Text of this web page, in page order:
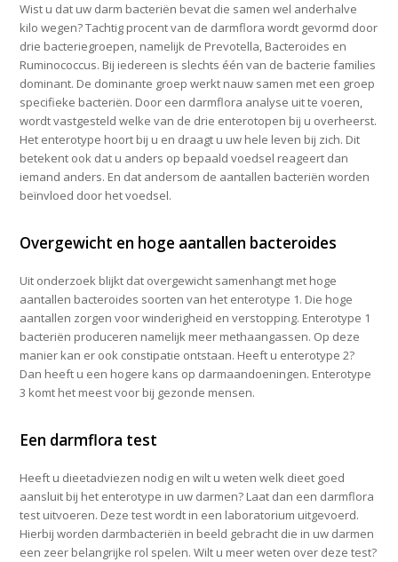
Wist u dat uw darm bacteriën bevat die samen wel anderhalve
kilo wegen? Tachtig procent van de darmflora wordt gevormd door
drie bacteriegroepen, namelijk de Prevotella, Bacteroides en
Ruminococcus. Bij iedereen is slechts één van de bacterie families
dominant. De dominante groep werkt nauw samen met een groep
specifieke bacteriën. Door een darmflora analyse uit te voeren,
wordt vastgesteld welke van de drie enterotopen bij u overheerst.
Het enterotype hoort bij u en draagt u uw hele leven bij zich. Dit
betekent ook dat u anders op bepaald voedsel reageert dan
iemand anders. En dat andersom de aantallen bacteriën worden
beïnvloed door het voedsel.
Overgewicht en hoge aantallen bacteroides
Uit onderzoek blijkt dat overgewicht samenhangt met hoge
aantallen bacteroides soorten van het enterotype 1. Die hoge
aantallen zorgen voor winderigheid en verstopping. Enterotype 1
bacteriën produceren namelijk meer methaangassen. Op deze
manier kan er ook constipatie ontstaan. Heeft u enterotype 2?
Dan heeft u een hogere kans op darmaandoeningen. Enterotype
3 komt het meest voor bij gezonde mensen.
Een darmflora test
Heeft u dieetadviezen nodig en wilt u weten welk dieet goed
aansluit bij het enterotype in uw darmen? Laat dan een darmflora
test uitvoeren. Deze test wordt in een laboratorium uitgevoerd.
Hierbij worden darmbacteriën in beeld gebracht die in uw darmen
een zeer belangrijke rol spelen. Wilt u meer weten over deze test?